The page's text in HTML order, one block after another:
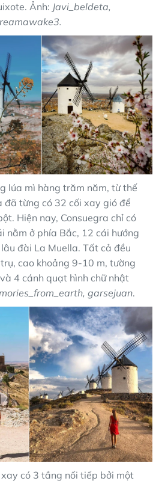
Ảnh: Javi_beldeta,
lúa mì hàng trăm năm, từ thế
đã từng có 32 cối xay gió để
Hiện nay, Consuegra chỉ có
nằm ở phía Bắc, 12 cái hướng
đài La Muella. Tất cả đều
cao khoảng 9-10 m, tường
4 cánh quạt hình chữ nhật
garsejuan.
có 3 tầng nối tiếp bởi một